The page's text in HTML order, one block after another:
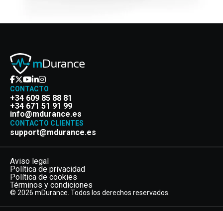
CONTACTO
+34 609 85 88 81
+34 671 51 91 99
info@mdurance.es
CONTACTO CLIENTES
support@mdurance.es
Aviso legal
Política de privacidad
Política de cookies
Términos y condiciones
© 2026 mDurance. Todos los derechos reservados.